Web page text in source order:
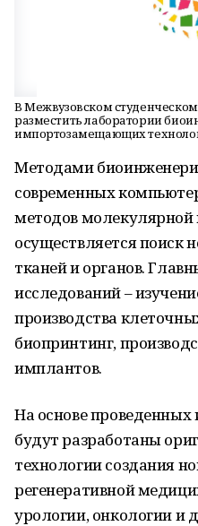
В Межвузовском
разместить лаборатории
импортозамещающих
Методами
современных
методов молекулярной
осуществляется поиск
тканей и органов.
исследований –
производства
биопринтинг,
имплантов.
На основе проведенных
будут разработаны
технологии создания
регенеративной
урологии, онкологии и